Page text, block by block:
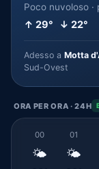
Poco nuvoloso ·
↑ 29° ↓ 22°
Adesso a Motta
Sud-Ovest
ORA PER ORA · 24H
00
🌤️
01
🌤️